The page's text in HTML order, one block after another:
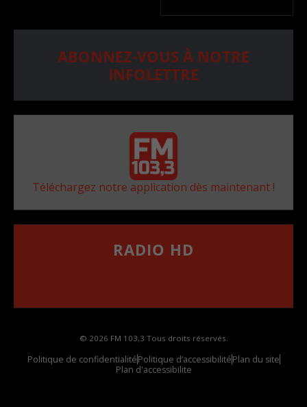
ABONNEZ-VOUS À NOTRE
INFOLETTRE
Téléchargez notre application dès maintenant !
RADIO HD
© 2026 FM 103,3 Tous droits réservés.
Politique de confidentialitéPolitique d’accessibilitéPlan du site
Plan d'accessibilite